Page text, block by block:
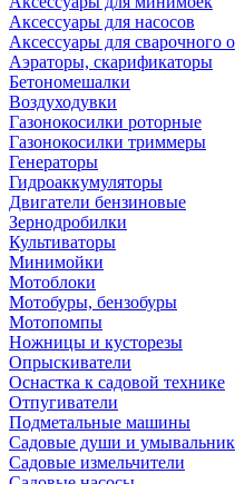
Аксессуары для насосов
Аксессуары для сварочного
Аэраторы, скарификаторы
Бетономешалки
Воздуходувки
Газонокосилки роторные
Газонокосилки триммеры
Генераторы
Гидроаккумуляторы
Двигатели бензиновые
Зернодробилки
Культиваторы
Минимойки
Мотоблоки
Мотобуры, бензобуры
Мотопомпы
Ножницы и кусторезы
Опрыскиватели
Оснастка к садовой технике
Отпугиватели
Подметальные машины
Садовые души и
Садовые измельчители